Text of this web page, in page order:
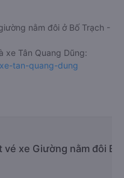
nằm đôi ở Bố Trạch -
xe Tân Quang Dũng:
tan-quang-dung
vé xe Giường nằm đôi